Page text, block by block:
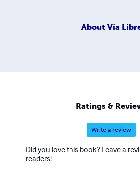
About Vía
Ratings &
Write a review
Did you love this book? Leave a
readers!